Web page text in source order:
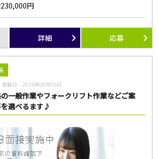
円
詳細 応募
掲載日： 2026年08月06日
一般作業やフォークリフト作業などご案
選べるます♪